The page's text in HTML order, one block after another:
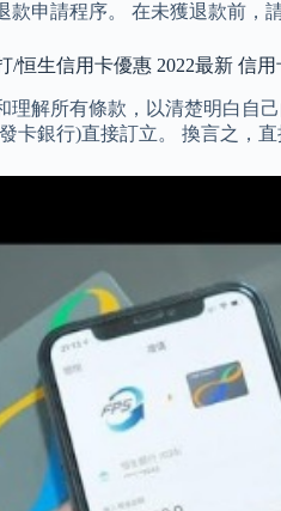
申請程序。 在未獲退款前，
恒生信用卡優惠 2022最新 信
解所有條款，以清楚明白自
銀行)直接訂立。 換言之，